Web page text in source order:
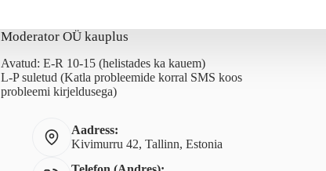
Moderator OÜ kauplus
Avatud: E-R 10-15 (helistades ka kauem)
L-P suletud (Katla probleemide korral SMS koos
probleemi kirjeldusega)
Aadress:
Kivimurru 42, Tallinn, Estonia